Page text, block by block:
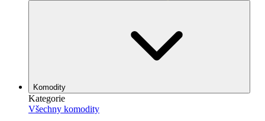
Komodity
Kategorie
Všechny komodity